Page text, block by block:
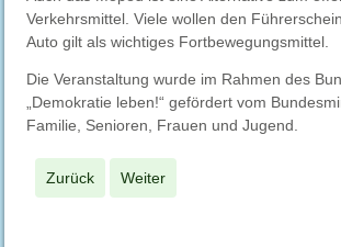
Verkehrsmittel. Viele wollen den
Auto gilt als wichtiges Fortbewegungsmittel.
Die Veranstaltung wurde im Rahmen des
„Demokratie leben!“ gefördert vom
Familie, Senioren, Frauen und Jugend.
Zurück Weiter